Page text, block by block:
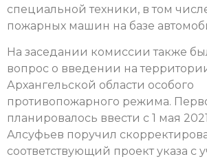
специальной техники, в том
пожарных машин на базе
На заседании комиссии также
вопрос о введении на
Архангельской области особого
противопожарного режима.
планировалось ввести с 1 мая
Алсуфьев поручил
соответствующий проект указа с